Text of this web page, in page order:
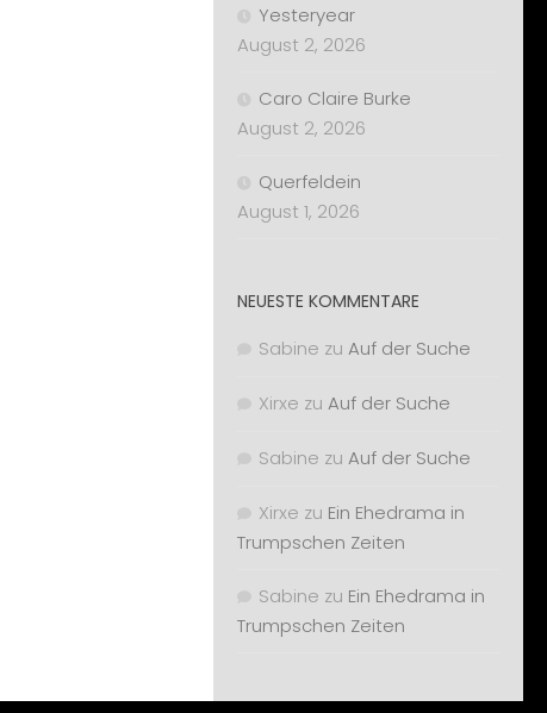
Yesteryear
August 2, 2026
Caro Claire Burke
August 2, 2026
Querfeldein
August 1, 2026
NEUESTE KOMMENTARE
Sabine zu Auf der Suche
Xirxe zu Auf der Suche
Sabine zu Auf der Suche
Xirxe zu Ein Ehedrama in
Trumpschen Zeiten
Sabine zu Ein Ehedrama in
Trumpschen Zeiten